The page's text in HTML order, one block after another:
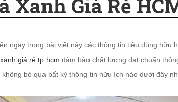
Xanh Giá Rẻ
ngay trong bài viết này các thông tin tiêu dùng hữu
giá rẻ tp hcm đảm bảo chất lượng đạt chuẩn
bỏ qua bất kỳ thông tin hữu ích nào dưới đây